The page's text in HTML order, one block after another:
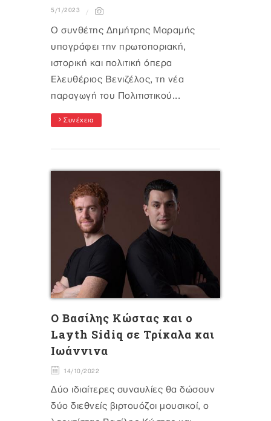
5/1/2023
Ο συνθέτης Δημήτρης Μαραμής
υπογράφει την πρωτοποριακή,
ιστορική και πολιτική όπερα
Ελευθέριος Βενιζέλος, τη νέα
παραγωγή του Πολιτιστικού...
Συνέχεια
O Bασίλης Κώστας και ο
Layth Sidiq σε Τρίκαλα και
Ιωάννινα
14/10/2022
Δύο ιδιαίτερες συναυλίες θα δώσουν
δύο διεθνείς βιρτουόζοι μουσικοί, ο